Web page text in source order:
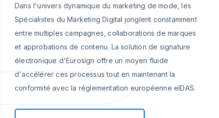
Dans l'univers dynamique du marketing de mode, les
Spécialistes du Marketing Digital jonglent constamment
entre multiples campagnes, collaborations de marques
et approbations de contenu. La solution de signature
électronique d'Eurosign offre un moyen fluide
d'accélérer ces processus tout en maintenant la
conformité avec la réglementation européenne eIDAS.